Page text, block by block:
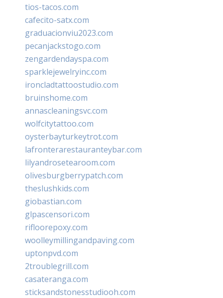
tios-tacos.com
cafecito-satx.com
graduacionviu2023.com
pecanjackstogo.com
zengardendayspa.com
sparklejewelryinc.com
ironcladtattoostudio.com
bruinshome.com
annascleaningsvc.com
wolfcitytattoo.com
oysterbayturkeytrot.com
lafronterarestauranteybar.com
lilyandrosetearoom.com
olivesburgberrypatch.com
theslushkids.com
giobastian.com
glpascensori.com
rifloorepoxy.com
woolleymillingandpaving.com
uptonpvd.com
2troublegrill.com
casateranga.com
sticksandstonesstudiooh.com